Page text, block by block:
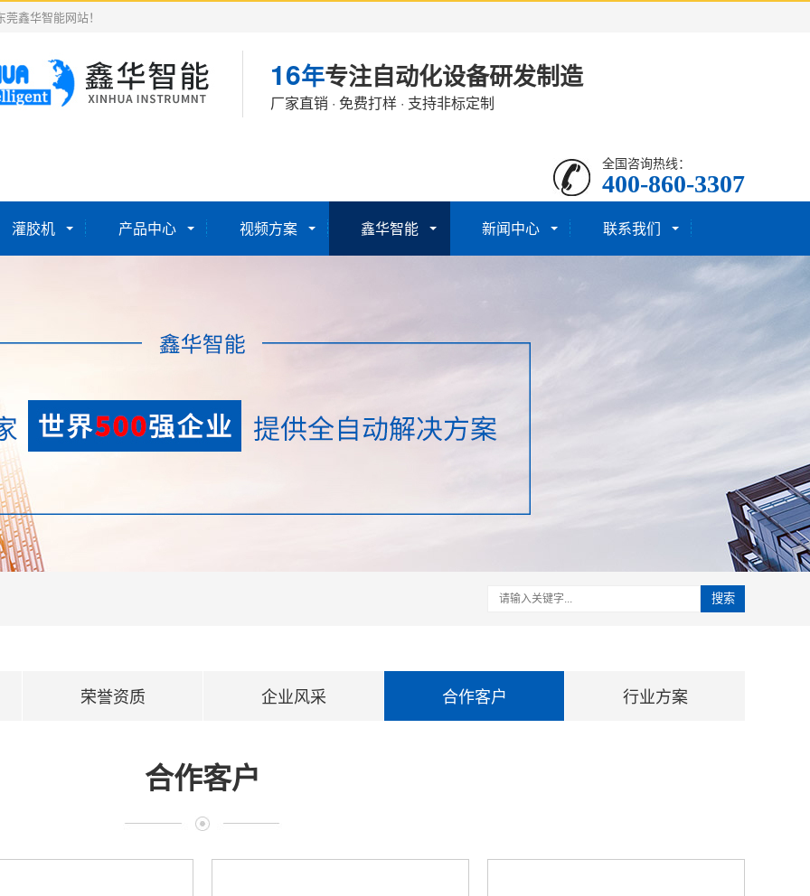
鑫华智能网站！
16年专注自动化设备研发制造
厂家直销 · 免费打样 · 支持非标定制
全国咨询热线：
400-860-3307
灌胶机 产品中心 视频方案 鑫华智能 新闻中心 联系我们
搜索
荣誉资质 企业风采 合作客户 行业方案
合作客户